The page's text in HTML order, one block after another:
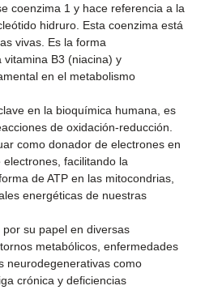
coenzima 1 y hace referencia a la
hidruro. Esta coenzima está
vivas. Es la forma
vitamina B3 (niacina) y
en el metabolismo
en la bioquímica humana, es
de oxidación-reducción.
como donador de electrones en
facilitando la
de ATP en las mitocondrias,
energéticas de nuestras
su papel en diversas
metabólicos, enfermedades
neurodegenerativas como
crónica y deficiencias